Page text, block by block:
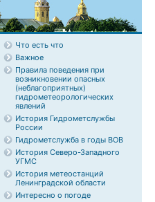
Что есть что
Важное
Правила поведения при
возникновении опасных
(неблагоприятных)
гидрометеорологических
явлений
История Гидрометслужбы
России
Гидрометслужба в годы ВОВ
История Северо-Западного
УГМС
История метеостанций
Ленинградской области
Интересно о погоде